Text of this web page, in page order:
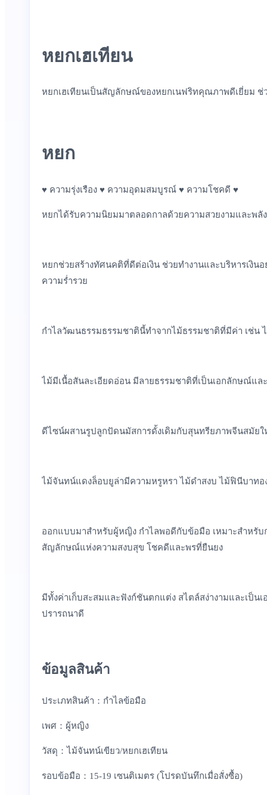
หยกเฮเทียน
หยกเฮเทียนเป็นสัญลักษณ์ของหยกเนฟริทคุณภาพดีเยี่ยม ช่
หยก
♥ ความรุ่งเรือง ♥ ความอุดมสมบูรณ์ ♥ ความโชคดี ♥
หยกได้รับความนิยมมาตลอดกาลด้วยความสวยงามและพ
หยกช่วยสร้างทัศนคติที่ดีต่อเงิน ช่วยทำงานและบริหารเงิน
ความร่ำรวย
กำไลวัฒนธรรมธรรมชาตินี้ทำจากไม้ธรรมชาติที่มีค่า เช่น
ไม้มีเนื้อสันละเอียดอ่อน มีลายธรรมชาติที่เป็นเอกลักษณ์แ
ดีไซน์ผสานรูปลูกปัดนมัสการดั้งเดิมกับสุนทรียภาพจีนสมัยใ
ไม้จันทน์แดงล็อบยูล่ามีความหรูหรา ไม้ดำสงบ ไม้ฟินีบาทอ
ออกแบบมาสำหรับผู้หญิง กำไลพอดีกับข้อมือ เหมาะสำหรับ
สัญลักษณ์แห่งความสงบสุข โชคดีและพรที่ยืนยง
มีทั้งค่าเก็บสะสมและฟังก์ชันตกแต่ง สไตล์สง่างามและเป็
ปรารถนาดี
ข้อมูลสินค้า
ประเภทสินค้า：กำไลข้อมือ
เพศ：ผู้หญิง
วัสดุ：ไม้จันทน์เขียว/หยกเฮเทียน
รอบข้อมือ：15-19 เซนติเมตร (โปรดบันทึกเมื่อสั่งซื้อ)